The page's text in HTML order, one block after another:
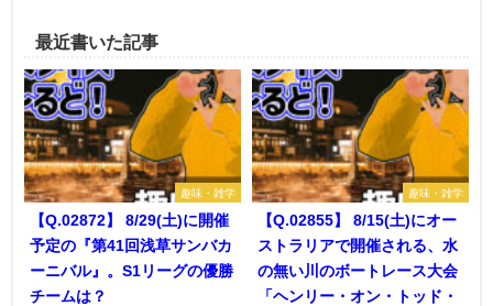
最近書いた記事
趣味・雑学
【Q.02872】 8/29(土)に開催
予定の『第41回浅草サンバカ
ーニバル』。S1リーグの優勝
チームは？
趣味・雑学
【Q.02855】 8/15(土)にオー
ストラリアで開催される、水
の無い川のボートレース大会
「ヘンリー・オン・トッド・